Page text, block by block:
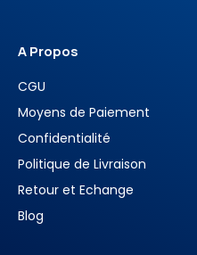
A Propos
CGU
Moyens de Paiement
Confidentialité
Politique de Livraison
Retour et Echange
Blog